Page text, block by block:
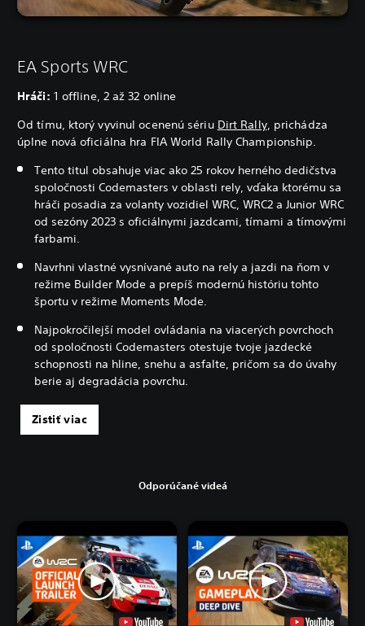
EA Sports WRC
Hráči: 1 offline, 2 až 32 online
Od tímu, ktorý vyvinul ocenenú sériu Dirt Rally, prichádza
úplne nová oficiálna hra FIA World Rally Championship.
Tento titul obsahuje viac ako 25 rokov herného dedičstva
spoločnosti Codemasters v oblasti rely, vďaka ktorému sa
hráči posadia za volanty vozidiel WRC, WRC2 a Junior WRC
od sezóny 2023 s oficiálnymi jazdcami, tímami a tímovými
farbami.
Navrhni vlastné vysnívané auto na rely a jazdi na ňom v
režime Builder Mode a prepíš modernú históriu tohto
športu v režime Moments Mode.
Najpokročilejší model ovládania na viacerých povrchoch
od spoločnosti Codemasters otestuje tvoje jazdecké
schopnosti na hline, snehu a asfalte, pričom sa do úvahy
berie aj degradácia povrchu.
Zistiť viac
Odporúčané videá